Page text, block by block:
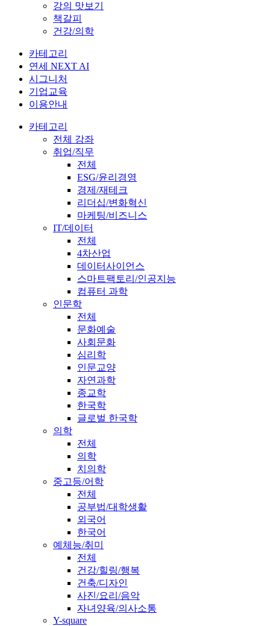
강의 맛보기
책갈피
건강/의학
카테고리
연세 NEXT AI
시그니처
기업교육
이용안내
카테고리
전체 강좌
취업/직무
전체
ESG/윤리경영
경제/재테크
리더십/변화혁신
마케팅/비즈니스
IT/데이터
전체
4차산업
데이터사이언스
스마트팩토리/인공지능
컴퓨터 과학
인문학
전체
문화예술
사회문화
심리학
인문교양
자연과학
종교학
한국학
글로벌 한국학
의학
전체
의학
치의학
중고등/어학
전체
공부법/대학생활
외국어
한국어
예체능/취미
전체
건강/힐링/행복
건축/디자인
사진/요리/음악
자녀양육/의사소통
Y-square